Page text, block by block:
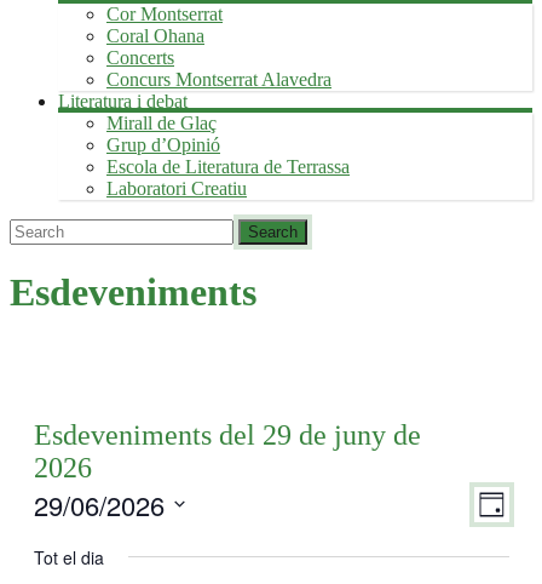
Cor Montserrat
Coral Ohana
Concerts
Concurs Montserrat Alavedra
Literatura i debat
Mirall de Glaç
Grup d’Opinió
Escola de Literatura de Terrassa
Laboratori Creatiu
Esdeveniments
Esdeveniments del 29 de juny de
2026
dede
Dia
29/06/2026
una
Tot el dia